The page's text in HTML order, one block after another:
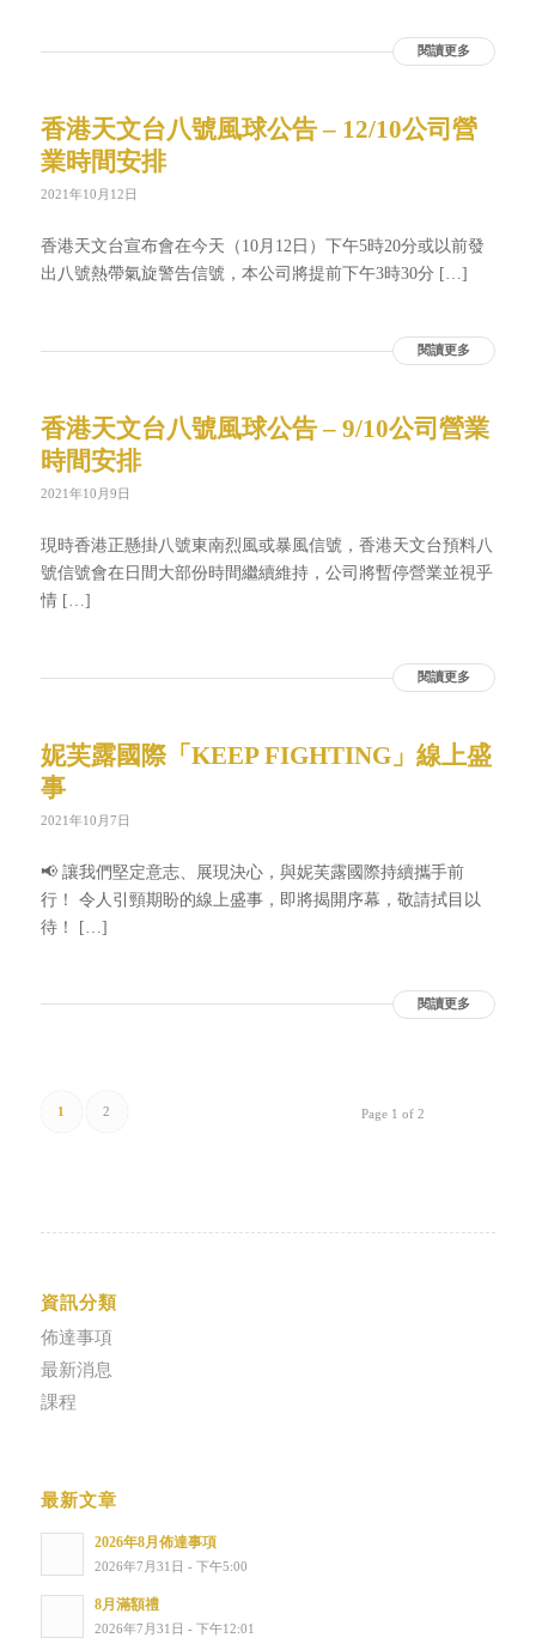
閱讀更多
香港天文台八號風球公告 – 12/10公司營
業時間安排
2021年10月12日
香港天文台宣布會在今天（10月12日）下午5時20分或以前發
出八號熱帶氣旋警告信號，本公司將提前下午3時30分 […]
閱讀更多
香港天文台八號風球公告 – 9/10公司營業
時間安排
2021年10月9日
現時香港正懸掛八號東南烈風或暴風信號，香港天文台預料八
號信號會在日間大部份時間繼續維持，公司將暫停營業並視乎
情 […]
閱讀更多
妮芙露國際「KEEP FIGHTING」線上盛
事
2021年10月7日
📢 讓我們堅定意志、展現決心，與妮芙露國際持續攜手前
行！ 令人引頸期盼的線上盛事，即將揭開序幕，敬請拭目以
待！ […]
閱讀更多
Page 1 of 2
1 2
資訊分類
佈達事項
最新消息
課程
最新文章
2026年8月佈達事項
2026年7月31日 - 下午5:00
8月滿額禮
2026年7月31日 - 下午12:01